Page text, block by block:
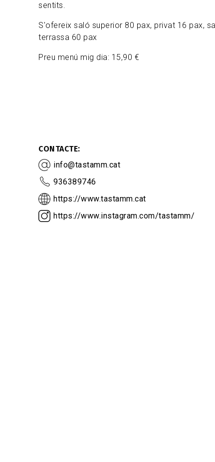
sentits.
S'ofereix saló superior 80 pax, privat 16 pax,
terrassa 60 pax
Preu menú mig dia: 15,90 €
CONTACTE
info@tastamm.cat
936389746
https://www.tastamm.cat
https://www.instagram.com/tastamm/